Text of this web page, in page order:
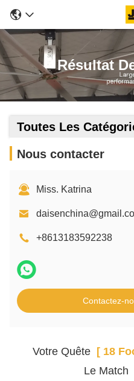
Résultat
Toutes Les
Nous contacter
Miss. Katrina
+8613183592238
Contactez-
Votre Quête[ 18
Le Match